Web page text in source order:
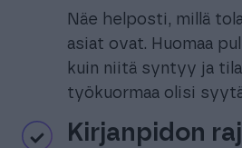
Näe helposti, millä
asiat ovat. Huomaa
kuin niitä syntyy ja
työkuormaa olisi
Kirjanpidon